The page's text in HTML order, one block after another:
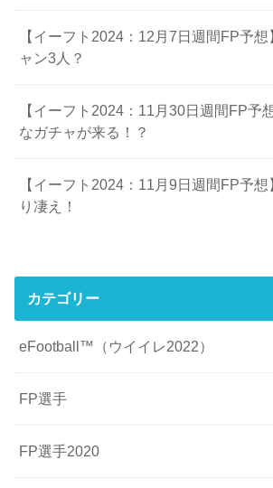
【イーフト2024：12月7日週間FP予
ャン3人？
【イーフト2024：11月30日週間FP予
なガチャが来る！？
【イーフト2024：11月9日週間FP予
り凄え！
カテゴリー
eFootball™（ウイイレ2022）
FP選手
FP選手2020